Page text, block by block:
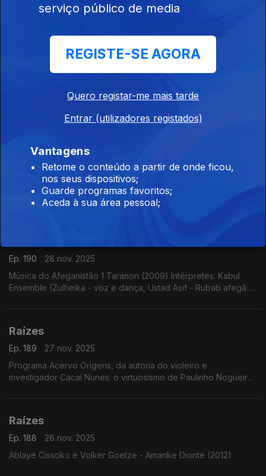
'Acordeão da Roménia' Taraf Ionica Minune - Concerto de
Kader Tarhanine - 'Estrela em ascensão da música moderna
Raízes
Ep. 191
29 nov. 2025
Música do Afeganistão 2 Pure and True Rubab ( 2006)
Intérprete - Quraishi
Ep. 190
28 nov. 2025
Música do Afeganistão 1 Taranon (2009) Intérpretes: Kabul
Ensemble (Zulheika - voz e dança, Ustad Asif - Rubab afegão,
Raízes
Ep. 189
27 nov. 2025
Programa Acervo Origens, da autoria do violeiro e
investigador Cacai Nunes: o virtuosismo de Paulinho Nogueira,
Raízes
Ep. 188
26 nov. 2025
Ablayé Cissoko e Volker Goetze - Amanke Dionté (2012)
serviço público de media
REGISTE-SE AGORA
Quero registar-me mais tarde
Entrar (utilizadores registados)
Vantagens
Retome o conteúdo a partir de onde ficou,
nos seus dispositivos;
Guarde programas favoritos;
Aceda à sua área pessoal;